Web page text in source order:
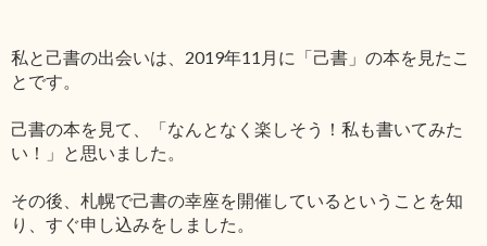
私と己書の出会いは、2019年11月に「己書」の本を見たこ
とです。
己書の本を見て、「なんとなく楽しそう！私も書いてみた
い！」と思いました。
その後、札幌で己書の幸座を開催しているということを知
り、すぐ申し込みをしました。